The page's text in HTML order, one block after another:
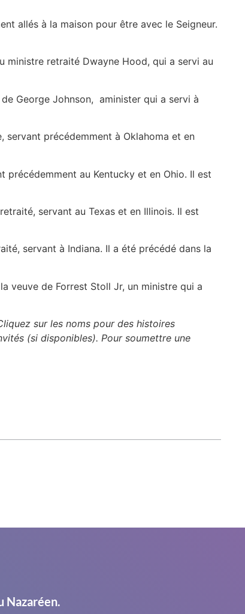
allés à la maison pour être avec le Seigneur.
ministre retraité Dwayne Hood, qui a servi au
George Johnson, aminister qui a servi à
servant précédemment à Oklahoma et en
précédemment au Kentucky et en Ohio. Il est
servant au Texas et en Illinois. Il est
servant à Indiana. Il a été précédé dans la
veuve de Forrest Stoll Jr, un ministre qui a
sur les noms pour des histoires
(si disponibles). Pour soumettre une
Nazaréen.